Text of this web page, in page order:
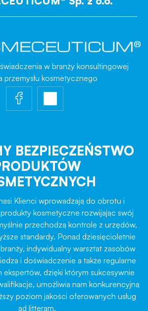
w branży konsultingowej
przemysłu kosmetycznego
BEZPIECZEŃSTWO
Klienci wprowadzają do obrotu i
kosmetyczne rozwijając swój
przechodzą kontrole z urzędów,
standardy. Ponad dziesięcioletnie
indywidualny warsztat zasobów
i doświadczenie a także regularne
ekspertów, dzięki którym sukcesywnie
umożliwia nam konkurencyjną
poziom jakości oferowanych usług
ad litteram.